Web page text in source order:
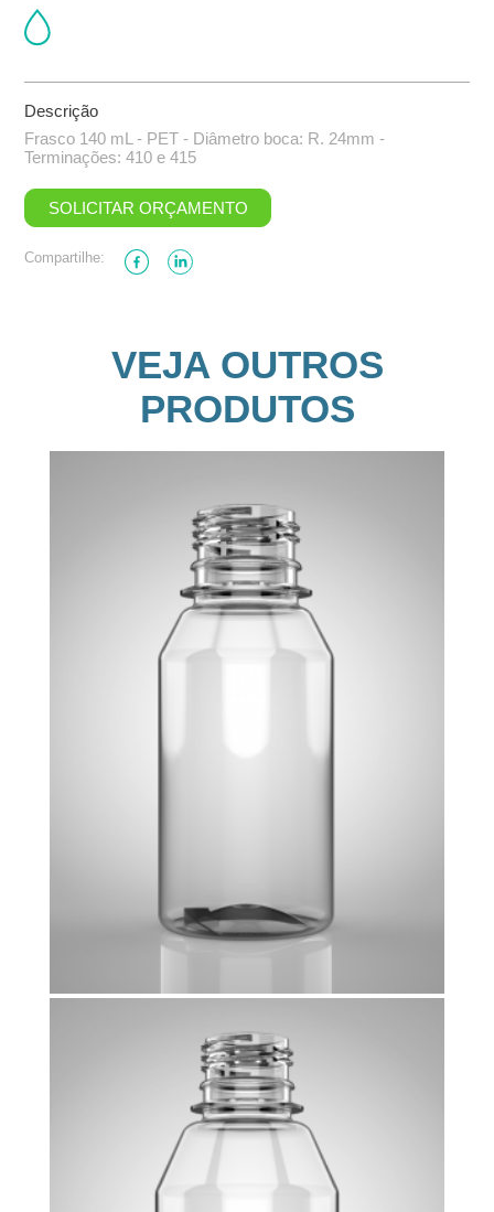
Descrição
Frasco 140 mL - PET - Diâmetro boca: R. 24mm -
Terminações: 410 e 415
SOLICITAR ORÇAMENTO
Compartilhe:
VEJA OUTROS
PRODUTOS